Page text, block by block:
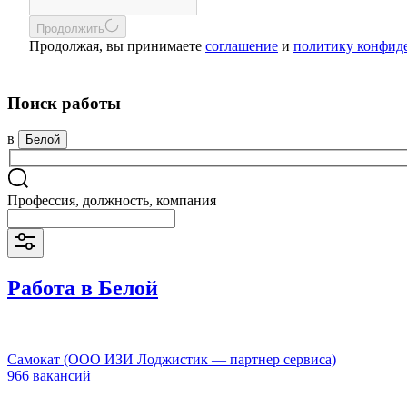
Продолжить
Продолжая, вы принимаете соглашение и политику
Поиск работы
в Белой
Профессия, должность, компания
Работа в Белой
Самокат (ООО ИЗИ Лоджистик — партнер сервиса)
966 вакансий